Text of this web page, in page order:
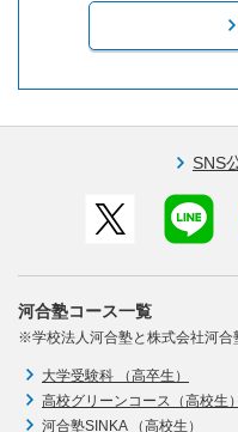
SNS
河合塾コース一覧
※学校法人河合塾と株式会社河合
大学受験科 （高卒生）
高校グリーンコース（高校生）
河合塾SINKA （高校生）